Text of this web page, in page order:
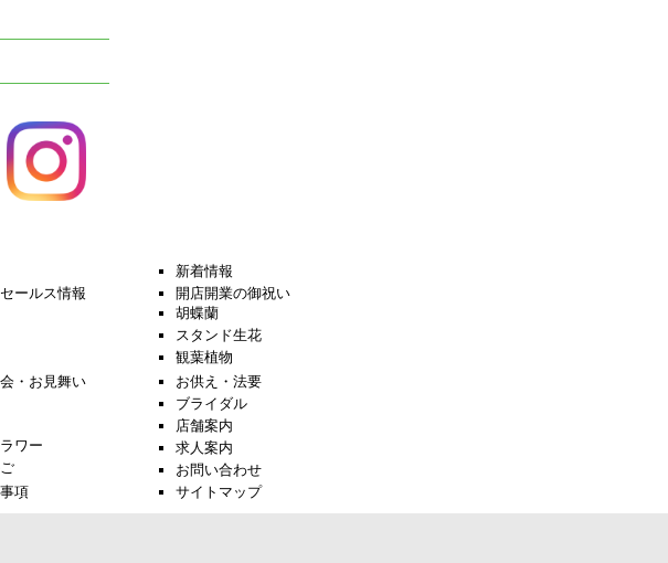
新着情報
ールス情報
開店開業の御祝い
胡蝶蘭
スタンド生花
観葉植物
・お見舞い
ワー
お供え・法要
ブライダル
店舗案内
求人案内
お問い合わせ
項
サイトマップ